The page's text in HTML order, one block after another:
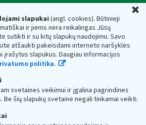
slapukai(angl. cookies). Būtinieji
ir jiems nėra reikalingas Jūsų
sutikti ir su kitų slapukų naudojimu. Savo
atšaukti pakeisdami interneto naršyklės
slapukus. Daugiau informacijos
politika.
svetainės veikimui ir įgalina pagrindines
Be šių slapukų svetainė negali tinkamai veikti.
inspekcija prie Lietuvos
ministerijos
asmens kodas — 188659752,
g. 14, 01107 Vilnius, Lietuva, el.paštas:
dėžutės adresas 188659752
mokesčių inspekciją prie Lietuvos
kaupiami ir saugomi Juridinių